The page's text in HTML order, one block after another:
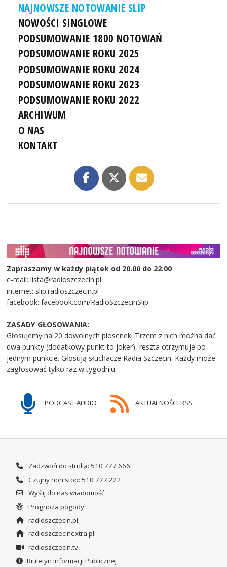
NAJNOWSZE NOTOWANIE SLIP
NOWOŚCI SINGLOWE
PODSUMOWANIE 1800 NOTOWAŃ
PODSUMOWANIE ROKU 2025
PODSUMOWANIE ROKU 2024
PODSUMOWANIE ROKU 2023
PODSUMOWANIE ROKU 2022
ARCHIWUM
O NAS
KONTAKT
Zapraszamy w każdy piątek od 20.00 do 22.00
e-mail: lista@radioszczecin.pl
internet: slip.radioszczecin.pl
facebook: facebook.com/RadioSzczecinSlip
ZASADY GŁOSOWANIA:
Głosujemy na 20 dowolnych piosenek! Trzem z nich można dać
dwa punkty (dodatkowy punkt to joker), reszta otrzymuje po
jednym punkcie. Głosują słuchacze Radia Szczecin. Każdy może
zagłosować tylko raz w tygodniu.
PODCAST AUDIO AKTUALNOŚCI RSS
Zadzwoń do studia: 510 777 666
Czujny non stop: 510 777 222
Wyślij do nas wiadomość
Prognoza pogody
radioszczecin.pl
radioszczecinextra.pl
radioszczecin.tv
Biuletyn Informacji Publicznej